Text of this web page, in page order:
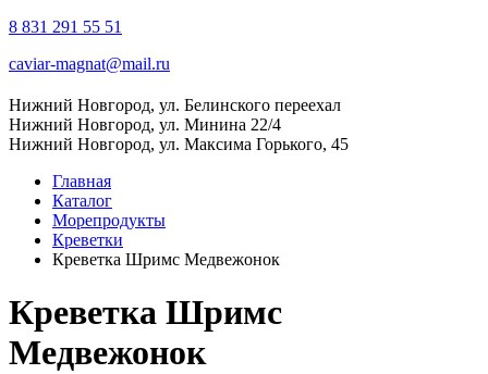
8 831 291 55 51
caviar-magnat@mail.ru
Нижний Новгород, ул. Белинского переехал
Нижний Новгород, ул. Минина 22/4
Нижний Новгород, ул. Максима Горького, 45
Главная
Каталог
Морепродукты
Креветки
Креветка Шримс Медвежонок
Креветка Шримс
Медвежонок